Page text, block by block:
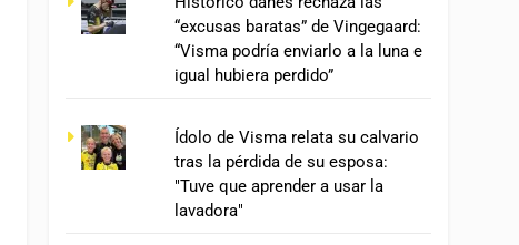
“excusas baratas” de Vingegaard:
“Visma podría enviarlo a la luna e
igual hubiera perdido”
Ídolo de Visma relata su calvario
tras la pérdida de su esposa:
"Tuve que aprender a usar la
lavadora"